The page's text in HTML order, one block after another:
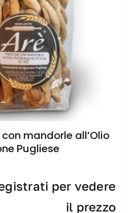
mandorle all’Olio
Pugliese
per vedere
il prezzo